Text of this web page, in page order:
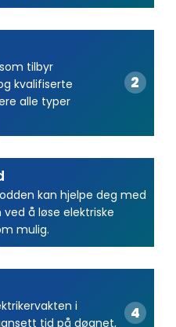
tilbyr
kvalifiserte
alle typer
kan hjelpe deg med
å løse elektriske
mulig.
i
tid på døgnet,